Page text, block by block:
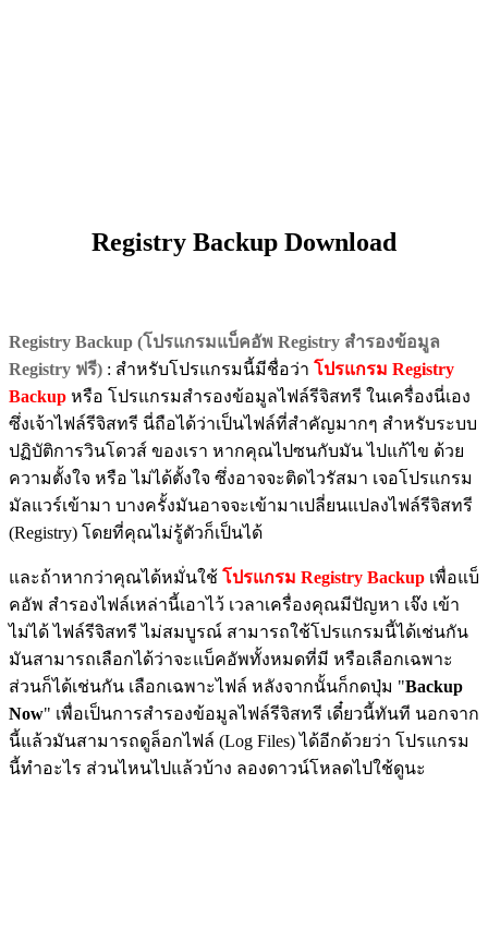
Registry Backup Download
Registry Backup (โปรแกรมแบ็คอัพ Registry สำรองข้อมูล
Registry ฟรี) : สำหรับโปรแกรมนี้มีชื่อว่า โปรแกรม Registry
Backup หรือ โปรแกรมสำรองข้อมูลไฟล์รีจิสทรี ในเครื่องนี่เอง
ซึ่งเจ้าไฟล์รีจิสทรี นี่ถือได้ว่าเป็นไฟล์ที่สำคัญมากๆ สำหรับระบบ
ปฏิบัติการวินโดวส์ ของเรา หากคุณไปซนกับมัน ไปแก้ไข ด้วย
ความตั้งใจ หรือ ไม่ได้ตั้งใจ ซึ่งอาจจะติดไวรัสมา เจอโปรแกรม
มัลแวร์เข้ามา บางครั้งมันอาจจะเข้ามาเปลี่ยนแปลงไฟล์รีจิสทรี
(Registry) โดยที่คุณไม่รู้ตัวก็เป็นได้
และถ้าหากว่าคุณได้หมั่นใช้ โปรแกรม Registry Backup เพื่อแบ็
คอัพ สำรองไฟล์เหล่านี้เอาไว้ เวลาเครื่องคุณมีปัญหา เจ๊ง เข้า
ไม่ได้ ไฟล์รีจิสทรี ไม่สมบูรณ์ สามารถใช้โปรแกรมนี้ได้เช่นกัน
มันสามารถเลือกได้ว่าจะแบ็คอัพทั้งหมดที่มี หรือเลือกเฉพาะ
ส่วนก็ได้เช่นกัน เลือกเฉพาะไฟล์ หลังจากนั้นก็กดปุ่ม "Backup
Now" เพื่อเป็นการสำรองข้อมูลไฟล์รีจิสทรี เดี๋ยวนี้ทันที นอกจาก
นี้แล้วมันสามารถดูล็อกไฟล์ (Log Files) ได้อีกด้วยว่า โปรแกรม
นี้ทำอะไร ส่วนไหนไปแล้วบ้าง ลองดาวน์โหลดไปใช้ดูนะ